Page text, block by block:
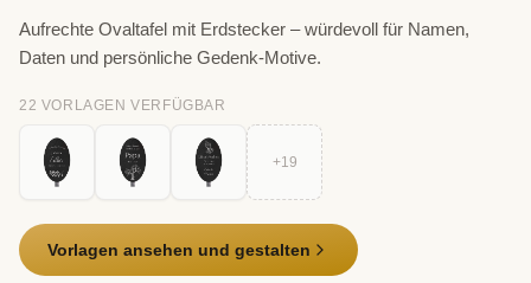
Aufrechte Ovaltafel mit Erdstecker – würdevoll für Namen,
Daten und persönliche Gedenk-Motive.
22 VORLAGE N VERFÜGBAR
+19
Vorlagen ansehen und gestalten